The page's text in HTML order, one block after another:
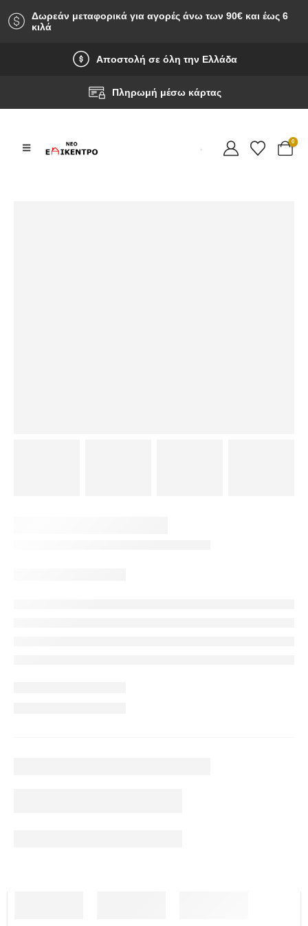
Δωρεάν μεταφορικά για αγορές άνω των 90‎€ και έως 6
κιλά
Αποστολή σε όλη την Ελλάδα
Πληρωμή μέσω κάρτας
0